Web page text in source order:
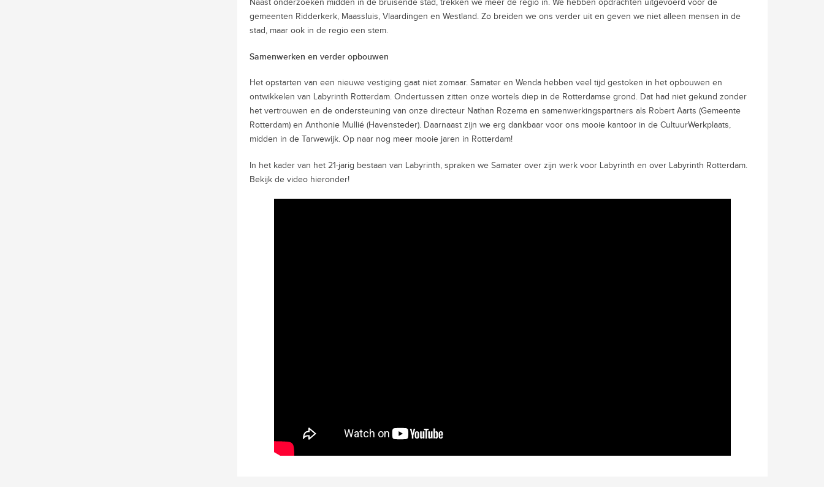
Naast onderzoeken midden in de bruisende stad, trekken we meer de regio in. We hebben opdrachten uitgevoerd voor de
gemeenten Ridderkerk, Maassluis, Vlaardingen en Westland. Zo breiden we ons verder uit en geven we niet alleen mensen in de
stad, maar ook in de regio een stem.
Samenwerken en verder opbouwen
Het opstarten van een nieuwe vestiging gaat niet zomaar. Samater en Wenda hebben veel tijd gestoken in het opbouwen en
ontwikkelen van Labyrinth Rotterdam. Ondertussen zitten onze wortels diep in de Rotterdamse grond. Dat had niet gekund zonder
het vertrouwen en de ondersteuning van onze directeur Nathan Rozema en samenwerkingspartners als Robert Aarts (Gemeente
Rotterdam) en Anthonie Mullié (Havensteder). Daarnaast zijn we erg dankbaar voor ons mooie kantoor in de CultuurWerkplaats,
midden in de Tarwewijk. Op naar nog meer mooie jaren in Rotterdam!
In het kader van het 21-jarig bestaan van Labyrinth, spraken we Samater over zijn werk voor Labyrinth en over Labyrinth Rotterdam.
Bekijk de video hieronder!